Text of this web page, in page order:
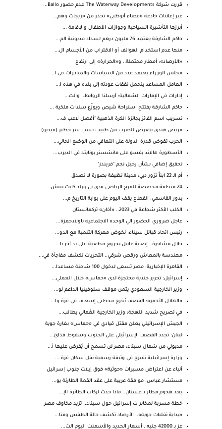
قررت شركة The Waterway Developments عدم حضور Ballo...
عبر إعلانات خادعة «قضاء أبوظبي» تحذر من «زيجات وهم...
أبرزها التأشيرة السياحية وجوازات الأطفال والإقامة ...
حاكم الشارقة يعتمد 76 مليون درهم لسداد مديونية الم...
منها عدم استخدام الهواتف أو الاقتراب من الأجسام ال...
«الأرصاد»: أمطار محتملة.. و«الحرارة» إلى ارتفاع
مجلس الوزراء يعتمد عدد من السياسات والمبادرات في ا...
العامل المساعد يتحمل نفقات عودته إلى بلده في هذه ا...
إدارات في الإمارات الشمالية: أرسلنا الروابط.. والت...
حاكم الشارقة يفتتح استراحة شيص ويوزّع سندات ملكية ...
تسريب اسم الفائز بجائزة الكرة الذهبية "أفضل لاعب ف...
مريض هندي يتعرض للضرب من طبيب بسب سر خطير (فيديو)
الحرب تقوض قدرة الدولة على التعافي من الوضع الحالي...
الأسطورة هالاند يقسو على مانشستر يونايتد في الديرب...
تحقيق إضافي بشأن رحيل نجم "فريندز"
أم الـ 22 ابناً تزور دبي: مدينة نظيفة بصورة لا تصدق
24 منطقة مخصصة للمرح الرياضي «دي بي ورلد كايت بيتش...
بدور القاسمي: القطاع يقف اليوم على بوابة التاريخ م...
الكلب الأكثر شجاعة في 2023.. «أخان» تركمانستان
عاجل ضروري الحضور الي الوحده الاجتماعيه باولادحمزة...
رئيس اتحاد قبائل سيناء: نخوض معركة التنمية مع الدو...
خلال مشاجرة.. إصابة عامل بجروح قطعية على يد آخر با...
مهندسة بالمعاش ورقص شرقي.. التحريات تكشف مفاجأة في...
القاهرة الإخبارية: مصر تسعى لدخول 100 شاحنة مساعدا...
إسرائيل: تحرير جندية محتجزة لدى «حماس» خلال العملي...
وزير الخارجية السعودي يثمن موقف سلوفينيا الداعم لو...
«الهلال الأحمر»: القصف يُخرج محطتي إسعاف في غزة وا...
في تصريح شديد اللهجة: وزير الخارجية العُماني يطالب...
الجيش الإسرائيلي يعلن مقتل قيادي في «حماس» بغارة جوية
لبنان: تجدد القصف الإسرائيلي على الجنوب وسقوط قذائ...
مدبولي من شمال سيناء: مصر لن تسمح أن يُفرض عليها أ...
وزارة إسرائيلية تقترح في وثيقة رسمية نقل سكان غزة ...
أنباء عن اعتراض مسيرات «حوثية» فوق إيلات جنوب إسرائيل
مستشار عباس: موافقة عربية على عقد القمة الطارئة يو...
بعد هجوم مطار داغستان.. ماذا حدث لركاب الطائرة الإ...
خطة مسربة لمخابرات إسرائيل حول سيناء.. تزيد مخاوف مصر
«بداية تقلبات جوية».. الأرصاد تكشف حالة الطقس ومنا...
عز بـ 42000 جنيه.. أسعار الحديد والأسمنت اليوم الث...